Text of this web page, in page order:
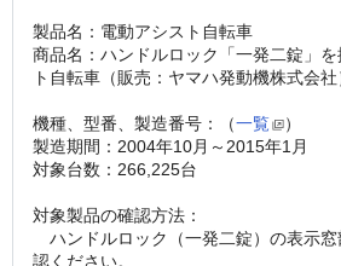
製品名：電動アシスト自転車
商品名：ハンドルロック「一発二錠」
ト自転車（販売：ヤマハ発動機株式会社
機種、型番、製造番号：（一覧
）
製造期間：2004年10月～2015年1月
対象台数：266,225台
対象製品の確認方法：
ハンドルロック（一発二錠）の表示
認ください。